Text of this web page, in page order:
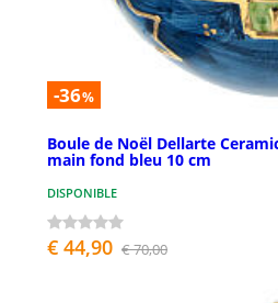
-36%
Boule de Noël Dellarte
main fond bleu 10 cm
DISPONIBLE
€ 44,90 € 70,00